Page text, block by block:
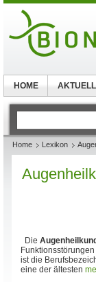
Home Lexikon
Die
ist die
eine der ältesten
HOME